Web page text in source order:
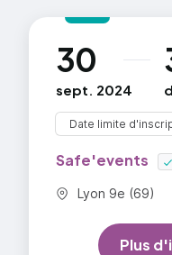
30
sept. 2024
au
Date limite
Safe'events
Commune :
Lyon 9e (69)
Plus